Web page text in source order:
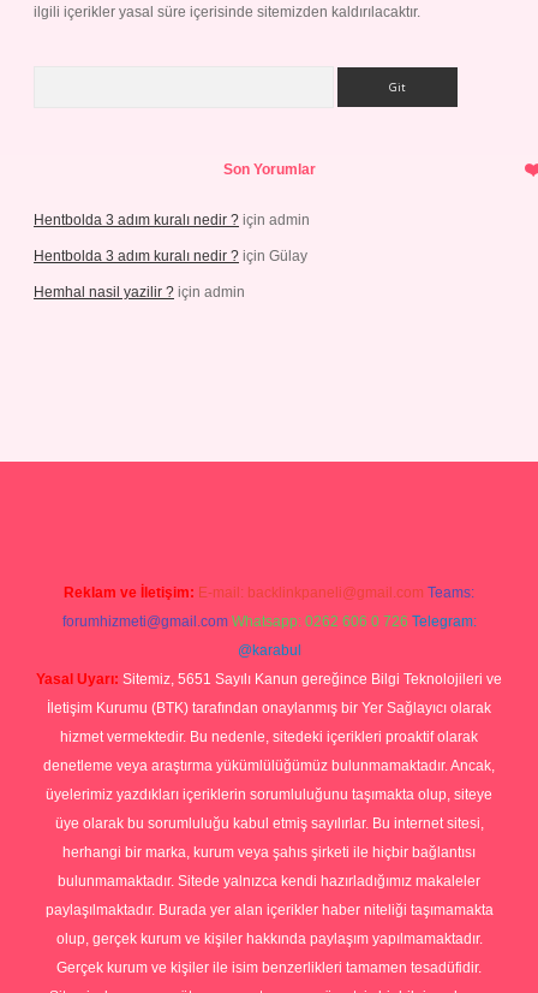
ilgili içerikler yasal süre içerisinde sitemizden kaldırılacaktır.
Son Yorumlar
Hentbolda 3 adım kuralı nedir ? için admin
Hentbolda 3 adım kuralı nedir ? için Gülay
Hemhal nasil yazilir ? için admin
Reklam ve İletişim: E-mail: backlinkpaneli@gmail.com Teams:
forumhizmeti@gmail.com Whatsapp: 0262 606 0 726 Telegram:
@karabul
Yasal Uyarı: Sitemiz, 5651 Sayılı Kanun gereğince Bilgi Teknolojileri ve
İletişim Kurumu (BTK) tarafından onaylanmış bir Yer Sağlayıcı olarak
hizmet vermektedir. Bu nedenle, sitedeki içerikleri proaktif olarak
denetleme veya araştırma yükümlülüğümüz bulunmamaktadır. Ancak,
üyelerimiz yazdıkları içeriklerin sorumluluğunu taşımakta olup, siteye
üye olarak bu sorumluluğu kabul etmiş sayılırlar. Bu internet sitesi,
herhangi bir marka, kurum veya şahıs şirketi ile hiçbir bağlantısı
bulunmamaktadır. Sitede yalnızca kendi hazırladığımız makaleler
paylaşılmaktadır. Burada yer alan içerikler haber niteliği taşımamakta
olup, gerçek kurum ve kişiler hakkında paylaşım yapılmamaktadır.
Gerçek kurum ve kişiler ile isim benzerlikleri tamamen tesadüfidir.